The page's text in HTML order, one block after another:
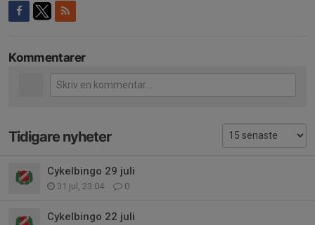
Kommentarer
Tidigare nyheter
Cykelbingo 29 juli
31 jul, 23:04 0
Cykelbingo 22 juli